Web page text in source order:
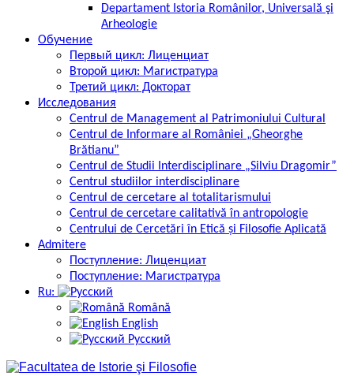
Departament Istoria Românilor, Universală şi
Arheologie
Обучение
Первый цикл: Лиценциат
Второй цикл: Магистратура
Третий цикл: Докторат
Исследования
Centrul de Management al Patrimoniului Cultural
Centrul de Informare al României „Gheorghe
Brătianu”
Centrul de Studii Interdisciplinare „Silviu Dragomir”
Centrul studiilor interdisciplinare
Centrul de cercetare al totalitarismului
Centrul de cercetare calitativă în antropologie
Centrului de Cercetări în Etică și Filosofie Aplicată
Admitere
Поступление: Лиценциат
Поступление: Магистратура
Ru:
Română
English
Русский